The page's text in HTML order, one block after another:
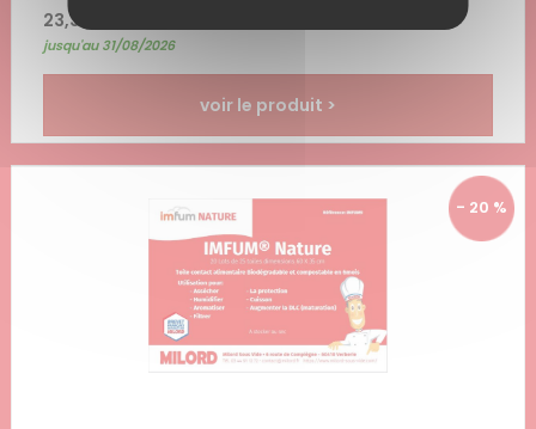
23,34 € HT
jusqu'au 31/08/2026
voir le produit >
- 20 %